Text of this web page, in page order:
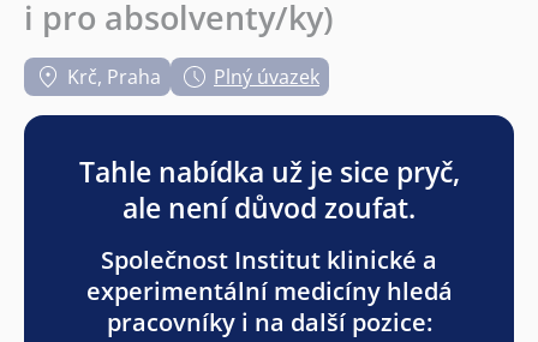
i pro absolventy/ky)
Krč, Praha Plný úvazek
Tahle nabídka už je sice pryč,
ale není důvod zoufat.
Společnost Institut klinické a
experimentální medicíny hledá
pracovníky i na další pozice: